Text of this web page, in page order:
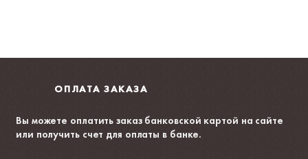
ОПЛАТА ЗАКАЗА
Вы можете оплатить заказ банковской картой на сайте
или получить счет для оплаты в банке.